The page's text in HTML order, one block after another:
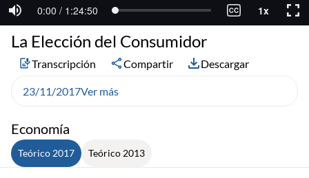
Economía
Teórico 2017 Teórico 2013
La Elección del Consumidor
Transcripción Compartir Descargar
23/11/2017Ver más